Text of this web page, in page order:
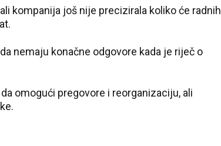
kompanija još nije precizirala koliko će radnih
nemaju konačne odgovore kada je riječ o
omogući pregovore i reorganizaciju, ali